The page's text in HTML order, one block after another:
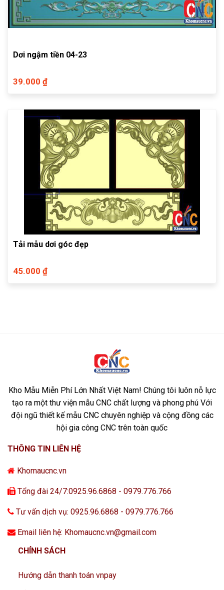
Dơi ngậm tiền 04-23
39.000 ₫
Tải mẫu dơi góc đẹp
45.000 ₫
Kho Mẫu Miễn Phí Lớn Nhất Việt Nam! Chúng tôi luôn nỗ lực
tạo ra một thư viện mẫu CNC chất lượng và phong phú Với
đội ngũ thiết kế mẫu CNC chuyên nghiệp và cộng đồng các
hội gia công CNC trên toàn quốc
THÔNG TIN LIÊN HỆ
Khomaucnc.vn
Tổng đài 24/7:0925.96.6868 - 0979.776.766
Tư vấn dịch vụ: 0925.96.6868 - 0979.776.766
Email liên hệ: Khomaucnc.vn@gmail.com
CHÍNH SÁCH
Hướng dẫn thanh toán vnpay